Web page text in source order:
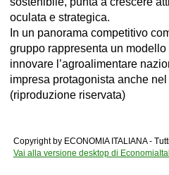
oculata e strategica.
In un panorama competitivo
gruppo rappresenta un modello
innovare l’agroalimentare
impresa protagonista anche
(riproduzione riservata)
Copyright by ECONOMIA ITALIANA -
Vai alla versione desktop di